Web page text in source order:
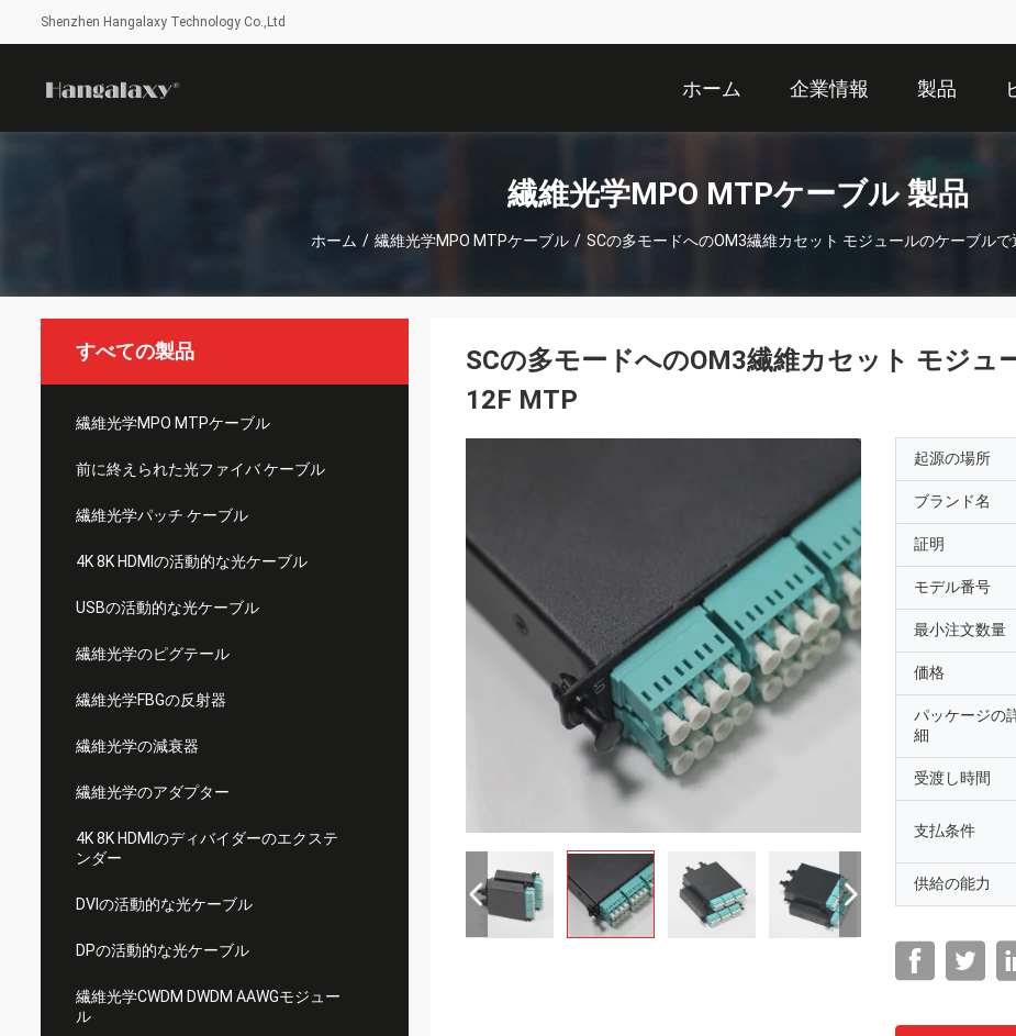
Shenzhen Hangalaxy Technology Co.,Ltd
ホーム 企業情報 製品
繊維光学MPO MTPケーブル 製品
ホーム / 繊維光学MPO MTPケーブル / SCの多モードへのOM3繊維カセット モジュールのケーブル
すべての製品
繊維光学MPO MTPケーブル
前に終えられた光ファイバ ケーブル
繊維光学パッチ ケーブル
4K 8K HDMIの活動的な光ケーブル
USBの活動的な光ケーブル
繊維光学のピグテール
繊維光学FBGの反射器
繊維光学の減衰器
繊維光学のアダプター
4K 8K HDMIのディバイダーのエクステ
ンダー
DVIの活動的な光ケーブル
DPの活動的な光ケーブル
繊維光学CWDM DWDM AAWGモジュー
ル
SCの多モードへのOM3繊維カセット モジュ
12F MTP
起源の場所
ブランド名
証明
モデル番号
最小注文数量
価格
パッケージの
細
受渡し時間
支払条件
供給の能力